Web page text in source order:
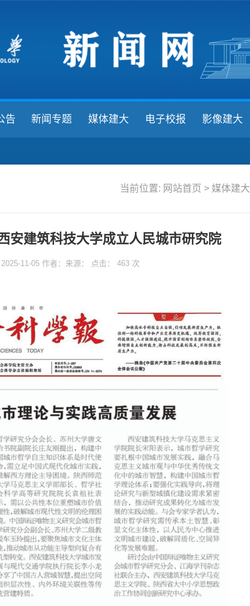
告 新闻专题 媒体建大 电子校报 影像建大
当前位置: 网站首页 > 媒体建大
安建筑科技大学成立人民城市研究院
11-05 作者：来源： 点击： 463次